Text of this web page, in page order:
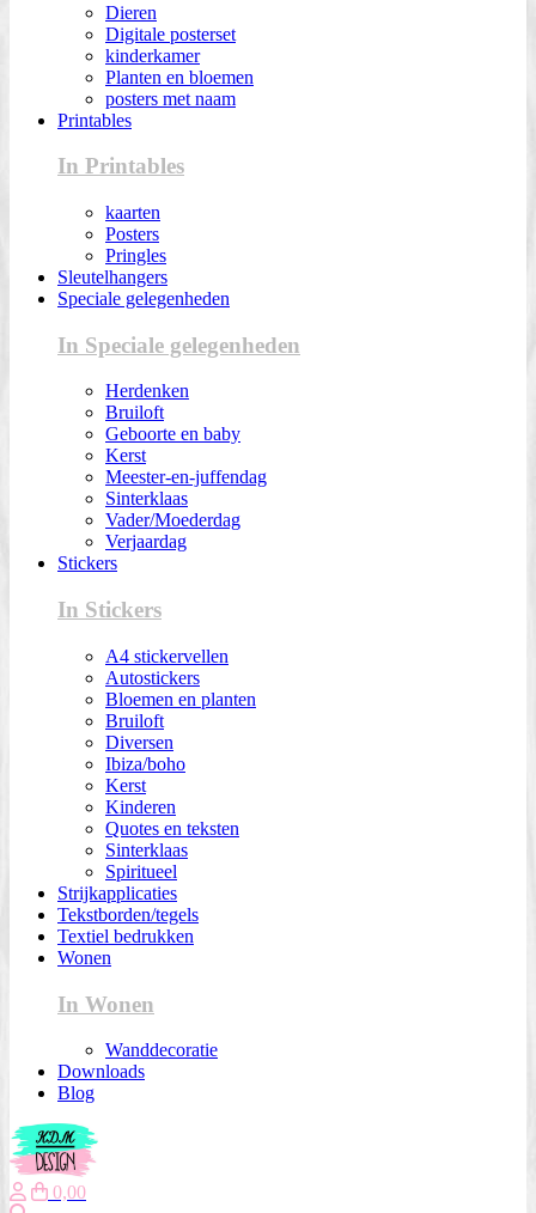
Dieren
Digitale posterset
kinderkamer
Planten en bloemen
posters met naam
Printables
In Printables
kaarten
Posters
Pringles
Sleutelhangers
Speciale gelegenheden
In Speciale gelegenheden
Herdenken
Bruiloft
Geboorte en baby
Kerst
Meester-en-juffendag
Sinterklaas
Vader/Moederdag
Verjaardag
Stickers
In Stickers
A4 stickervellen
Autostickers
Bloemen en planten
Bruiloft
Diversen
Ibiza/boho
Kerst
Kinderen
Quotes en teksten
Sinterklaas
Spiritueel
Strijkapplicaties
Tekstborden/tegels
Textiel bedrukken
Wonen
In Wonen
Wanddecoratie
Downloads
Blog
0,00